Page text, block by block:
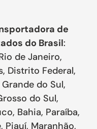
de
do Brasil:
de Janeiro,
Distrito Federal,
do Sul,
do Sul,
Bahia, Paraíba,
Piauí, Maranhão,